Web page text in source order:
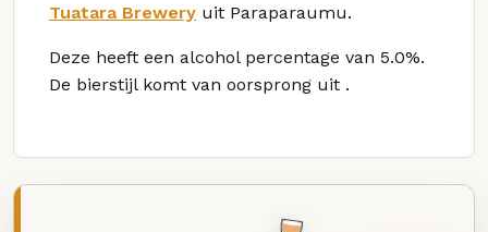
Tuatara Brewery uit Paraparaumu.
Deze heeft een alcohol percentage van 5.0%.
De bierstijl komt van oorsprong uit .